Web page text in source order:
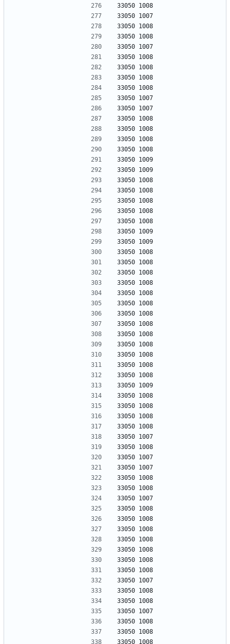
33050 1008
33050 1007
33050 1008
33050 1008
33050 1007
33050 1008
33050 1008
33050 1008
33050 1008
33050 1007
33050 1007
33050 1008
33050 1008
33050 1008
33050 1008
33050 1009
33050 1009
33050 1008
33050 1008
33050 1008
33050 1008
33050 1008
33050 1009
33050 1009
33050 1008
33050 1008
33050 1008
33050 1008
33050 1008
33050 1008
33050 1008
33050 1008
33050 1008
33050 1008
33050 1008
33050 1008
33050 1008
33050 1009
33050 1008
33050 1008
33050 1008
33050 1008
33050 1007
33050 1008
33050 1007
33050 1007
33050 1008
33050 1008
33050 1007
33050 1008
33050 1008
33050 1008
33050 1008
33050 1008
33050 1008
33050 1008
33050 1007
33050 1008
33050 1008
33050 1007
33050 1008
33050 1008
33050 1008